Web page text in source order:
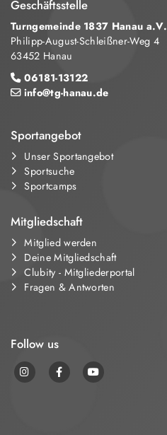
Geschäftsstelle
Turngemeinde 1837 Hanau a.V.
Philipp-August-Schleißner-Weg 4
63452 Hanau
06181-13122
info@tg-hanau.de
Sportangebot
Unser Sportangebot
Sportsuche
Sportcamps
Mitgliedschaft
Mitglied werden
Deine Mitgliedschaft
Clubity - Mitgliederportal
Fragen & Antworten
Follow us